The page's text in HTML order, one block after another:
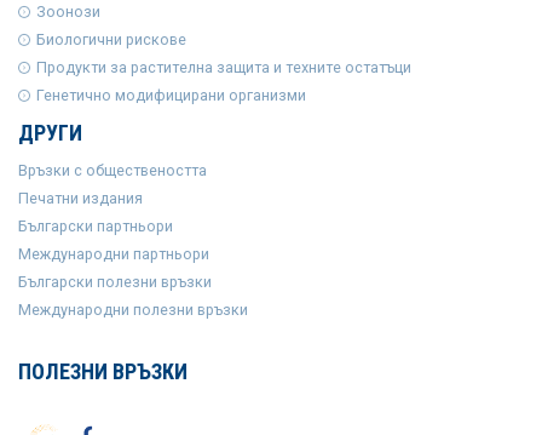
Зоонози
Биологични рискове
Продукти за растителна защита и техните остатъци
Генетично модифицирани организми
ДРУГИ
Връзки с обществеността
Печатни издания
Български партньори
Международни партньори
Български полезни връзки
Международни полезни връзки
ПОЛЕЗНИ ВРЪЗКИ